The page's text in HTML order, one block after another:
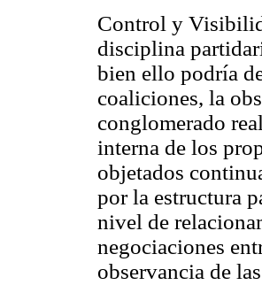
Control y
disciplina
bien ello podría
coaliciones, la
conglomerado
interna de los
objetados
por la estructura
nivel de
negociaciones
observancia de